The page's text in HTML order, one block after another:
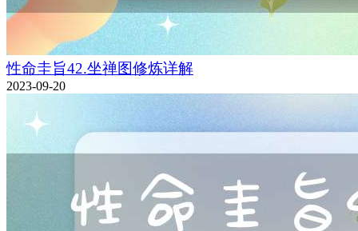
性命圭旨42.坐禅图修炼详解
2023-09-20